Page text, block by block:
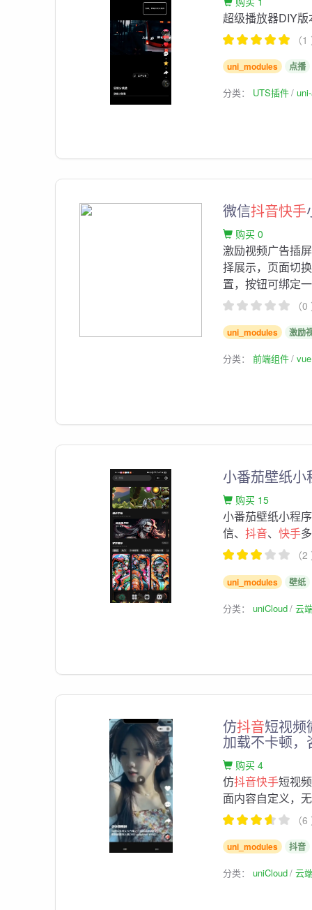
超级播放器DIY
（
uni_modules 点播
分类： UTS插件
微信抖音快手
购买 0
激励视频广告插
择展示，页面切
置，按钮可绑定
（
uni_modules 激励
分类：前端组件
小番茄壁纸小
购买 15
小番茄壁纸小程
信、抖音、快手
（
uni_modules 壁纸
分类：uniCloud 云
仿抖音短视频
加载不卡顿
购买 4
仿抖音快手短视
面内容自定义，
（
uni_modules 抖音
分类：uniCloud 云